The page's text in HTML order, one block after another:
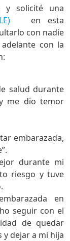
y solicité una
en esta
con nadie
con la
salud durante
me dio temor
embarazada,
durante mi
riesgo y tuve
en
seguir con el
de quedar
dejar a mi hija